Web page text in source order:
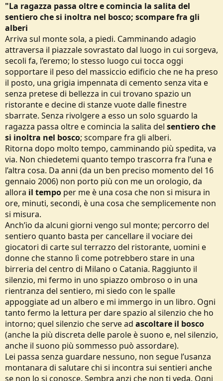
"La ragazza passa oltre e comincia la salita del
sentiero che si inoltra nel bosco; scompare fra gli
alberi
Arriva sul monte sola, a piedi. Camminando adagio
attraversa il piazzale sovrastato dal luogo in cui sorgeva,
secoli fa, l’eremo; lo stesso luogo cui tocca oggi
sopportare il peso del massiccio edificio che ne ha preso
il posto, una grigia impennata di cemento senza vita e
senza pretese di bellezza in cui trovano spazio un
ristorante e decine di stanze vuote dalle finestre
sbarrate. Senza rivolgere a esso un solo sguardo la
ragazza passa oltre e comincia la salita del sentiero che
si inoltra nel bosco; scompare fra gli alberi.
Ritorna dopo molto tempo, camminando più spedita, va
via. Non chiedetemi quanto tempo trascorra fra l’una e
l’altra cosa. Da anni (da un ben preciso momento del 16
gennaio 2006) non porto più con me un orologio, da
allora il tempo per me è una cosa che non si misura in
ore, minuti, secondi, è una cosa che semplicemente non
si misura.
Anch’io da alcuni giorni vengo sul monte; percorro del
sentiero quanto basta per cancellare il vociare dei
giocatori di carte sul terrazzo del ristorante, uomini e
donne che stanno lì come potrebbero stare in una
birreria del centro di Milano o Catania. Raggiunto il
silenzio, mi fermo in uno spiazzo ombroso o in una
rientranza del sentiero, mi siedo con le spalle
appoggiate ad un albero e mi immergo in un libro. Ogni
tanto fermo la lettura per dare spazio al silenzio che ho
intorno; quel silenzio che serve ad ascoltare il bosco
(anche la più discreta delle parole è suono e, nel silenzio,
anche il suono più sommesso può assordare).
Lei passa senza guardare nessuno, non segue l’usanza
montanara di salutare chi si incontra sui sentieri anche
se non lo si conosce. Sembra anzi che non ti veda. Ogni